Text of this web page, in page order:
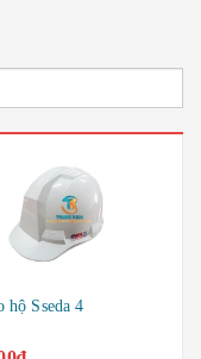
hộ Sseda 4